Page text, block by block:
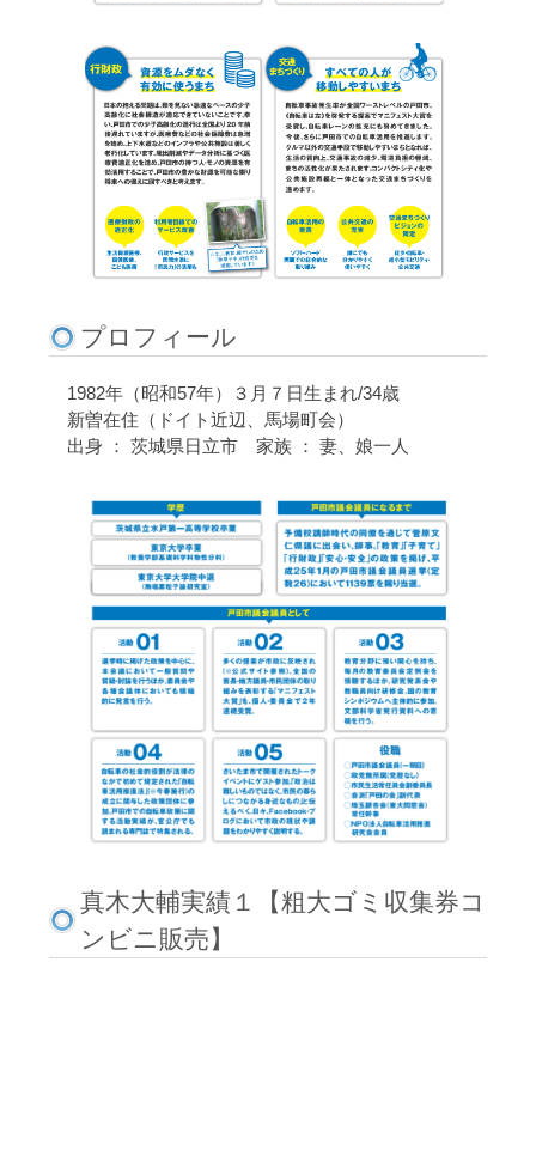
プロフィール
1982年（昭和57年）３月７日生まれ/34歳
新曽在住（ドイト近辺、馬場町会）
出身 ： 茨城県日立市 家族 ： 妻、娘一人
真木大輔実績１【粗大ゴミ収集券コ
ンビニ販売】